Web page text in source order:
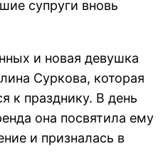
супруги вновь
и новая девушка
Суркова, которая
к празднику. В день
она посвятила ему
и призналась в